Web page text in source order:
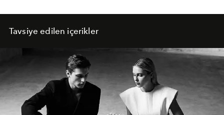
Tavsiye edilen içerikler